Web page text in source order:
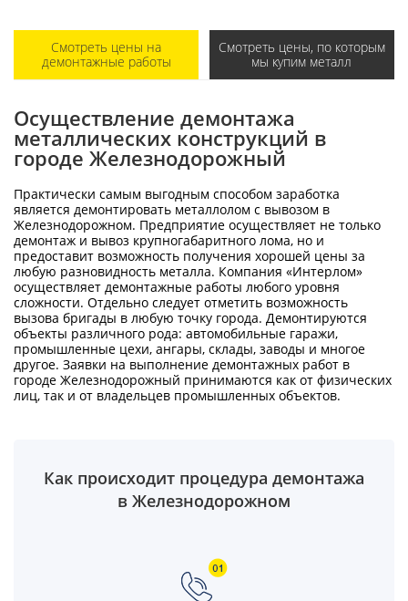
Смотреть цены на
демонтажные работы
Смотреть цены, по которым
мы купим металл
Осуществление демонтажа
металлических конструкций в
городе Железнодорожный
Практически самым выгодным способом заработка
является демонтировать металлолом с вывозом в
Железнодорожном. Предприятие осуществляет не только
демонтаж и вывоз крупногабаритного лома, но и
предоставит возможность получения хорошей цены за
любую разновидность металла. Компания «Интерлом»
осуществляет демонтажные работы любого уровня
сложности. Отдельно следует отметить возможность
вызова бригады в любую точку города. Демонтируются
объекты различного рода: автомобильные гаражи,
промышленные цехи, ангары, склады, заводы и многое
другое. Заявки на выполнение демонтажных работ в
городе Железнодорожный принимаются как от физических
лиц, так и от владельцев промышленных объектов.
Как происходит процедура демонтажа
в Железнодорожном